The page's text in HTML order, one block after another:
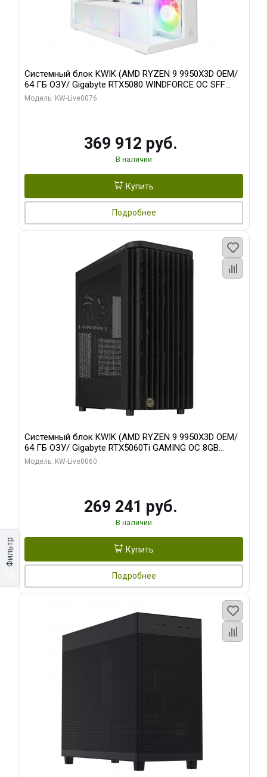
Фильтр
Системный блок KWIK (AMD RYZEN 9 9950X3D OEM/
64 ГБ ОЗУ/ Gigabyte RTX5080 WINDFORCE OC SFF
16GB GDDR7 256bit / 960 ГБ SSD)
Модель: KW-Live0076
369 912 руб.
В наличии
Купить
Подробнее
Системный блок KWIK (AMD RYZEN 9 9950X3D OEM/
64 ГБ ОЗУ/ Gigabyte RTX5060Ti GAMING OC 8GB
GDDR7 128bit 3xDP H/ 1 ТБ SSD)
Модель: KW-Live0060
269 241 руб.
В наличии
Купить
Подробнее